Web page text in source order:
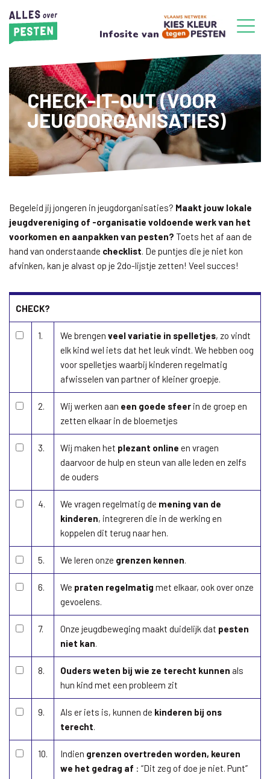
Infosite van
CHECK-IT-OUT (VOOR
JEUGDORGANISATIES)
Begeleid jij jongeren in jeugdorganisaties? Maakt jouw lokale
jeugdvereniging of -organisatie voldoende werk van het
voorkomen en aanpakken van pesten? Toets het af aan de
hand van onderstaande checklist. De puntjes die je niet kon
afvinken, kan je alvast op je 2do-lijstje zetten! Veel succes!
CHECK?
1. We brengen veel variatie in spelletjes, zo vindt
elk kind wel iets dat het leuk vindt. We hebben oog
voor spelletjes waarbij kinderen regelmatig
afwisselen van partner of kleiner groepje.
2. Wij werken aan een goede sfeer in de groep en
zetten elkaar in de bloemetjes
3. Wij maken het plezant online en vragen
daarvoor de hulp en steun van alle leden en zelfs
de ouders
4. We vragen regelmatig de mening van de
kinderen, integreren die in de werking en
koppelen dit terug naar hen.
5. We leren onze grenzen kennen.
6. We praten regelmatig met elkaar, ook over onze
gevoelens.
7. Onze jeugdbeweging maakt duidelijk dat pesten
niet kan.
8. Ouders weten bij wie ze terecht kunnen als
hun kind met een probleem zit
9. Als er iets is, kunnen de kinderen bij ons
terecht.
10. Indien grenzen overtreden worden, keuren
we het gedrag af : “Dit zeg of doe je niet. Punt”